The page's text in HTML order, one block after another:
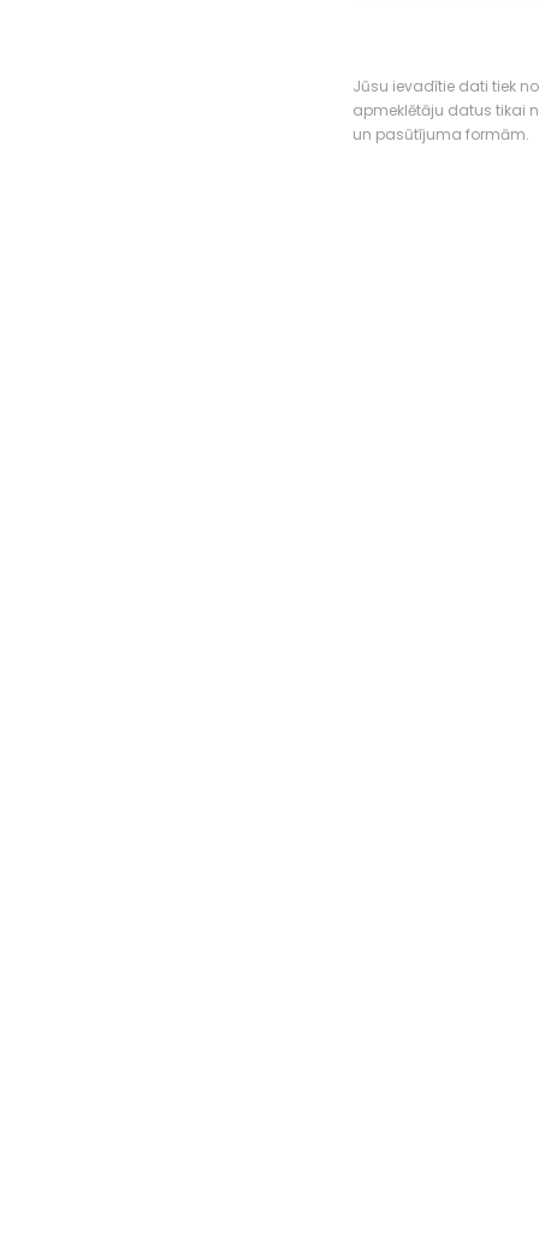
Jūsu ievadītie dati tiek
apmeklētāju datus tikai
un pasūtījuma formām.